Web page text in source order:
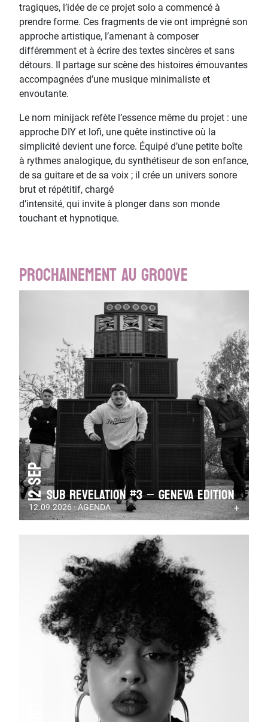
tragiques, l’idée de ce projet solo a commencé à
prendre forme. Ces fragments de vie ont imprégné son
approche artistique, l’amenant à composer
différemment et à écrire des textes sincères et sans
détours. Il partage sur scène des histoires émouvantes
accompagnées d’une musique minimaliste et
envoutante.
Le nom minijack refète l’essence même du projet : une
approche DIY et lofi, une quête instinctive où la
simplicité devient une force. Équipé d’une petite boîte
à rythmes analogique, du synthétiseur de son enfance,
de sa guitare et de sa voix ; il crée un univers sonore
brut et répétitif, chargé
d’intensité, qui invite à plonger dans son monde
touchant et hypnotique.
Prochainement au Groove
12 SepSUB REVELATION #3 – GENEVA EDITION
12.09.2026 · AGENDA +